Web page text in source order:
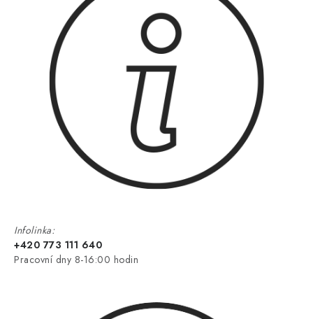
Infolinka:
+420 773 111 640
Pracovní dny 8-16:00 hodin